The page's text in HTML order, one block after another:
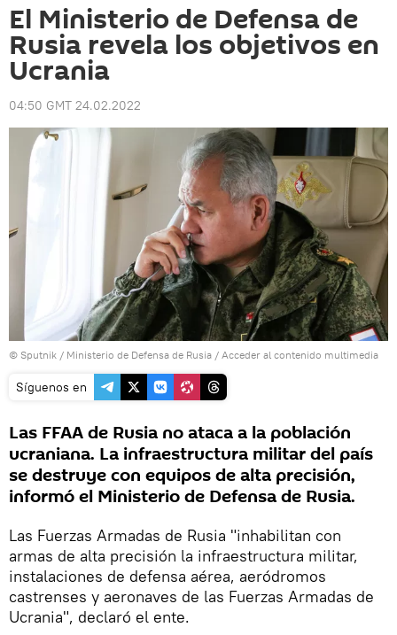
El Ministerio de Defensa de
Rusia revela los objetivos en
Ucrania
04:50 GMT 24.02.2022
© Sputnik / Ministerio de Defensa de Rusia / Acceder al contenido multimedia
Síguenos en
Las FFAA de Rusia no ataca a la población
ucraniana. La infraestructura militar del país
se destruye con equipos de alta precisión,
informó el Ministerio de Defensa de Rusia.
Las Fuerzas Armadas de Rusia "inhabilitan con
armas de alta precisión la infraestructura militar,
instalaciones de defensa aérea, aeródromos
castrenses y aeronaves de las Fuerzas Armadas de
Ucrania", declaró el ente.